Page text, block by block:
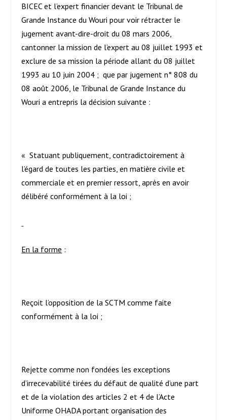
BICEC et l’expert financier devant le Tribunal de
Grande Instance du Wouri pour voir rétracter le
jugement avant-dire-droit du 08 mars 2006,
cantonner la mission de l’expert au 08 juillet 1993 et
exclure de sa mission la période allant du 08 juillet
1993 au 10 juin 2004 ; que par jugement n° 808 du
08 août 2006, le Tribunal de Grande Instance du
Wouri a entrepris la décision suivante :
« Statuant publiquement, contradictoirement à
l’égard de toutes les parties, en matière civile et
commerciale et en premier ressort, après en avoir
délibéré conformément à la loi ;
En la forme :
Reçoit l’opposition de la SCTM comme faite
conformément à la loi ;
Rejette comme non fondées les exceptions
d’irrecevabilité tirées du défaut de qualité d’une part
et de la violation des articles 2 et 4 de l’Acte
Uniforme OHADA portant organisation des